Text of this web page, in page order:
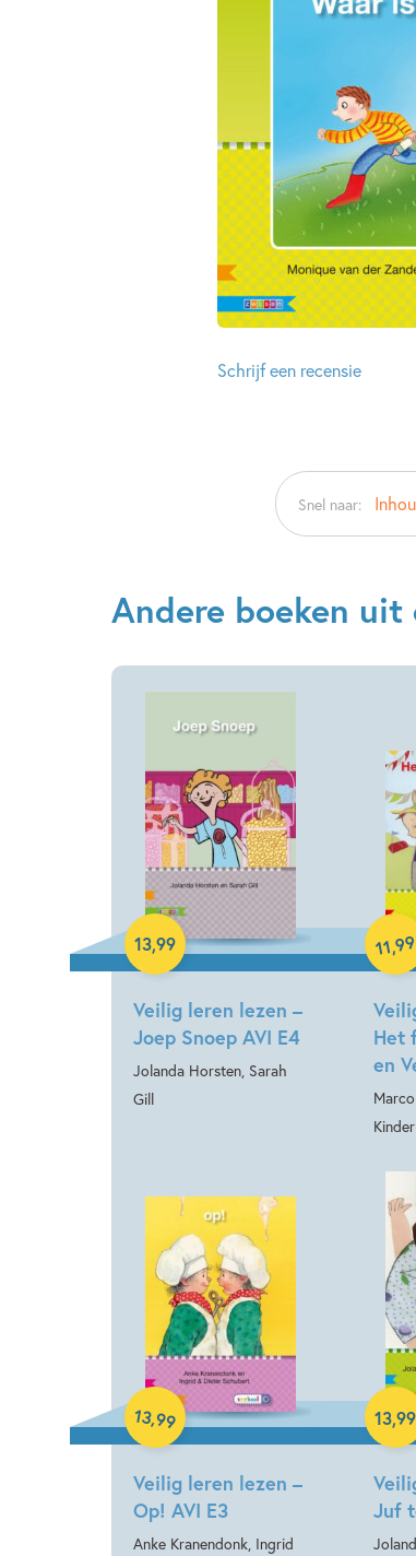
Schrijf een recensie
Snel naar:
Andere boeken uit
Veilig leren lezen –
Joep Snoep AVI E4
Jolanda Horsten, Sarah
Gill
13,99
Hardcover
Het
en
Kinder
11,99
Veilig leren lezen –
Op! AVI E3
Anke Kranendonk, Ingrid
13,99
Hardcover
Juf
13,99